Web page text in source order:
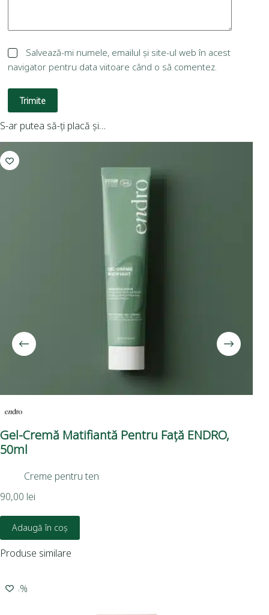
Salvează-mi numele, emailul și site-ul web în acest
navigator pentru data viitoare când o să comentez.
Trimite
S-ar putea să-ți placă și…
Gel-Cremă Matifiantă Pentru Față ENDRO,
50ml
Creme pentru ten
90,00 lei
Adaugă în coș
Produse similare
-15%